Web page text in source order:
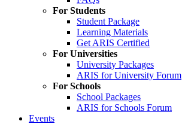
For Students
Student Package
Learning Materials
Get ARIS Certified
For Universities
University Packages
ARIS for University Forum
For Schools
School Packages
ARIS for Schools Forum
Events